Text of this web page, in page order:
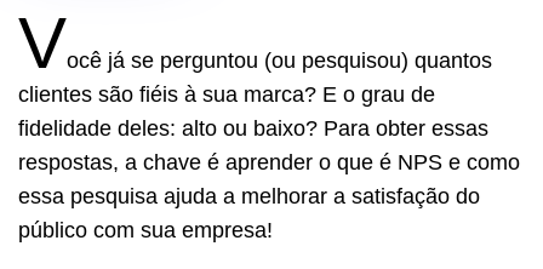
Você já se perguntou (ou pesquisou) quantos
clientes são fiéis à sua marca? E o grau de
fidelidade deles: alto ou baixo? Para obter essas
respostas, a chave é aprender o que é NPS e como
essa pesquisa ajuda a melhorar a satisfação do
público com sua empresa!